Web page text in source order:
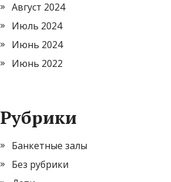
Август 2024
Июль 2024
Июнь 2024
Июнь 2022
Рубрики
Банкетные залы
Без рубрики